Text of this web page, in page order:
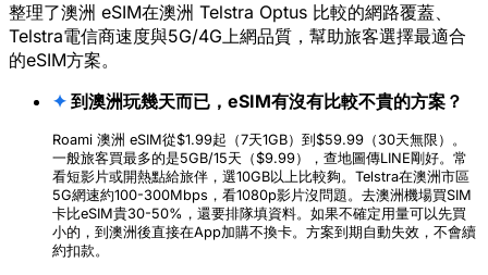
整理了澳洲 eSIM在澳洲 Telstra Optus 比較的網路覆蓋、
Telstra電信商速度與5G/4G上網品質，幫助旅客選擇最適合
的eSIM方案。
✦ 到澳洲玩幾天而已，eSIM有沒有比較不貴的方案？
Roami 澳洲 eSIM從$1.99起（7天1GB）到$59.99（30天無限）。
一般旅客買最多的是5GB/15天（$9.99），查地圖傳LINE剛好。常
看短影片或開熱點給旅伴，選10GB以上比較夠。Telstra在澳洲市區
5G網速約100-300Mbps，看1080p影片沒問題。去澳洲機場買SIM
卡比eSIM貴30-50%，還要排隊填資料。如果不確定用量可以先買
小的，到澳洲後直接在App加購不換卡。方案到期自動失效，不會續
約扣款。